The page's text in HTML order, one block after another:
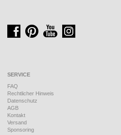
SERVICE
FAQ
Rechtlicher Hinweis
Datenschutz
AGB
Kontakt
Versand
Sponsoring